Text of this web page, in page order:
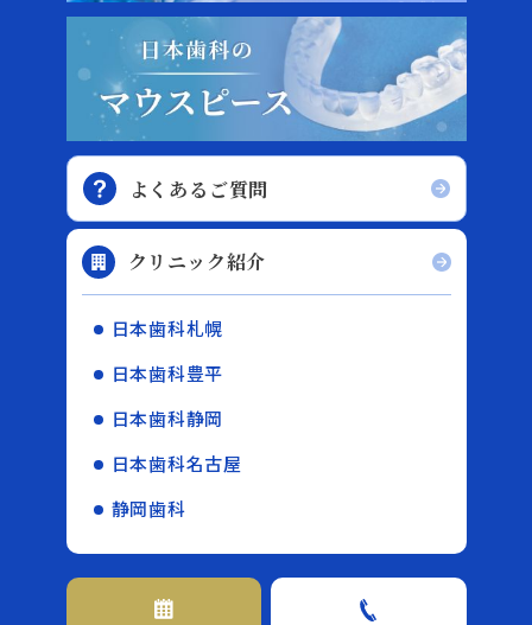
よくあるご質問
クリニック紹介
日本歯科札幌
日本歯科豊平
日本歯科静岡
日本歯科名古屋
静岡歯科